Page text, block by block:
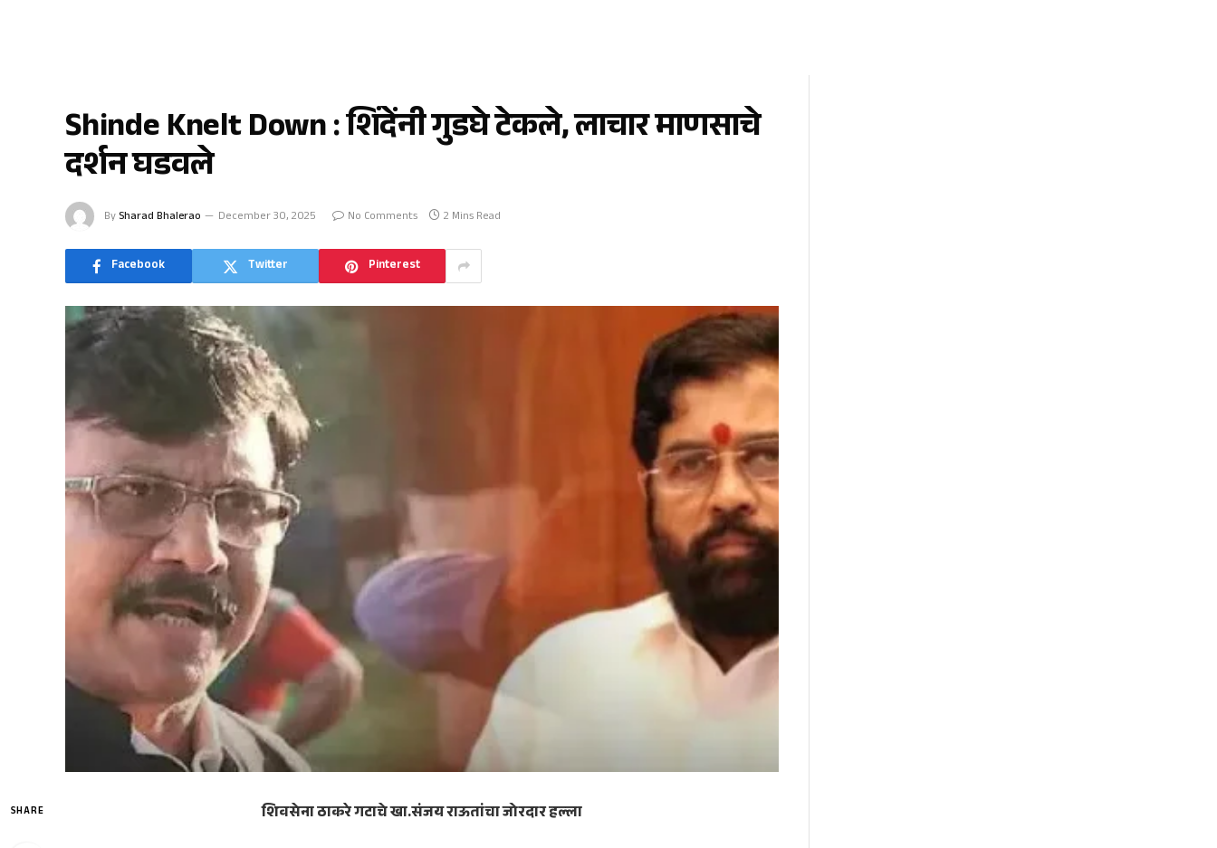
Shinde Knelt Down : शिंदेंनी गुडघे टेकले, लाचार माणसाचे
दर्शन घडवले
By Sharad Bhalerao December 30, 2025 No Comments 2 Mins Read
Facebook Twitter Pinterest
SHARE
शिवसेना ठाकरे गटाचे खा.संजय राऊतांचा जोरदार हल्ला